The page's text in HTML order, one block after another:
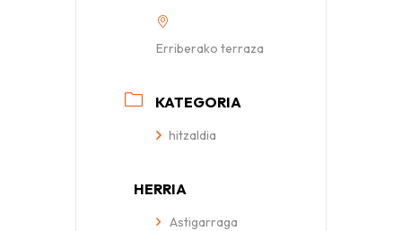
Erriberako terraza
KATEGORIA
hitzaldia
HERRIA
Astigarraga